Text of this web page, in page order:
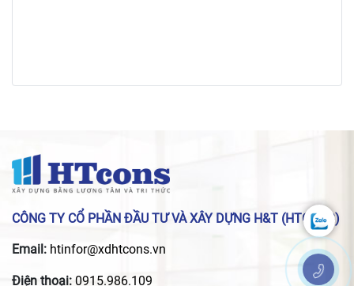
CÔNG TY CỔ PHẦN ĐẦU TƯ VÀ XÂY DỰNG H&T (HTCONS)
Email: htinfor@xdhtcons.vn
Điện thoại: 0915.986.109